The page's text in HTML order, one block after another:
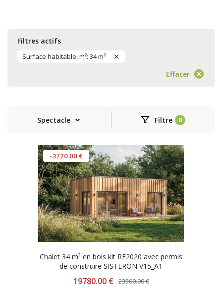
Filtres actifs
Surface habitable, m²: 34 m²
Effacer
Spectacle Filtre
-3720.00 €
Chalet 34 m² en bois kit RE2020 avec permis
de construire SISTERON V15_A1
19780.00 € 23500.00 €